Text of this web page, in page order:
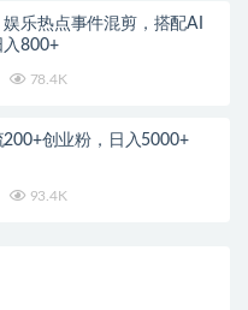
乐热点事件混剪，搭配AI
入800+
78.4K
创业粉，日入5000+
93.4K